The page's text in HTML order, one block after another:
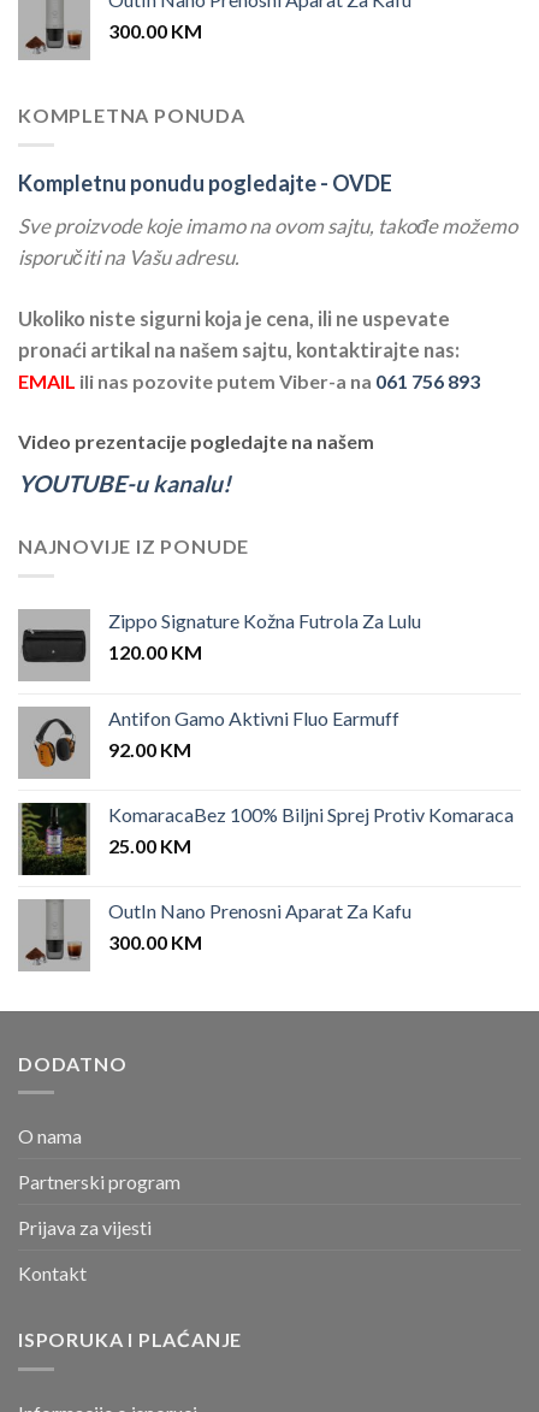
300.00 KM
KOMPLETNA PONUDA
Kompletnu ponudu pogledajte - OVDE
Sve proizvode koje imamo na ovom sajtu, takođe možemo
isporučiti na Vašu adresu.
Ukoliko niste sigurni koja je cena, ili ne uspevate
pronaći artikal na našem sajtu, kontaktirajte nas:
EMAIL ili nas pozovite putem Viber-a na 061 756 893
Video prezentacije pogledajte na našem
YOUTUBE-u kanalu!
NAJNOVIJE IZ PONUDE
Zippo Signature Kožna Futrola Za Lulu
120.00 KM
Antifon Gamo Aktivni Fluo Earmuff
92.00 KM
KomaracaBez 100% Biljni Sprej Protiv Komaraca
25.00 KM
OutIn Nano Prenosni Aparat Za Kafu
300.00 KM
DODATNO
O nama
Partnerski program
Prijava za vijesti
Kontakt
ISPORUKA I PLAĆANJE